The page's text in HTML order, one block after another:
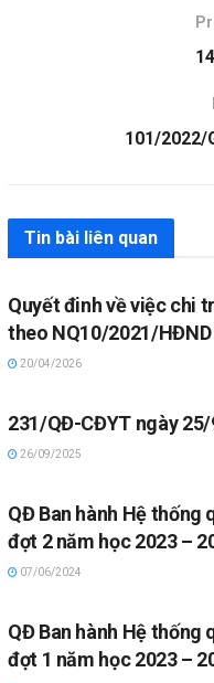
101/2022/
Tin bài liên quan
Quyết đinh về việc chi
theo NQ10/2021/
20/04/2026
231/QĐ-CĐYT ngày
26/09/2025
QĐ Ban hành Hệ
đợt 2 năm học 2023 –
07/06/2024
QĐ Ban hành Hệ
đợt 1 năm học 2023 –